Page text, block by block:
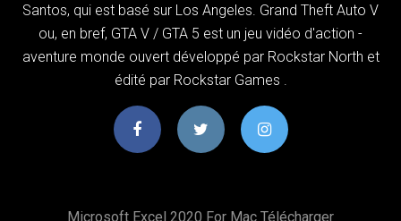
Santos, qui est basé sur Los Angeles. Grand Theft Auto V
ou, en bref, GTA V / GTA 5 est un jeu vidéo d'action -
aventure monde ouvert développé par Rockstar North et
édité par Rockstar Games .
Microsoft Excel 2020 For Mac Télécharger